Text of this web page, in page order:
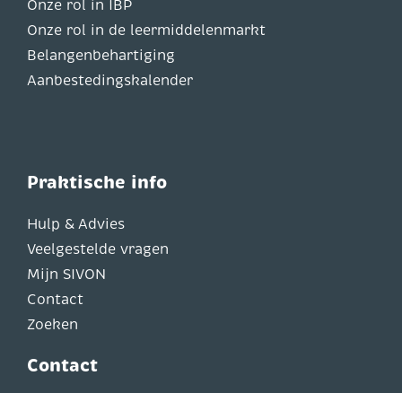
Onze rol in IBP
Onze rol in de leermiddelenmarkt
Belangenbehartiging
Aanbestedingskalender
Praktische info
Hulp & Advies
Veelgestelde vragen
Mijn SIVON
Contact
Zoeken
Contact